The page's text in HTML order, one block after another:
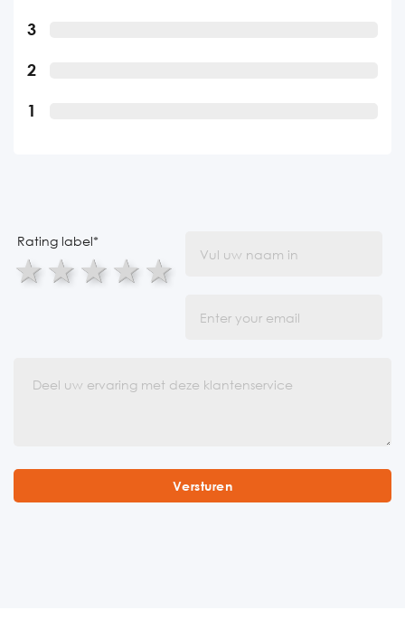
3
2
1
Rating label*
5 stars
4 stars
3 stars
2 stars
1 star